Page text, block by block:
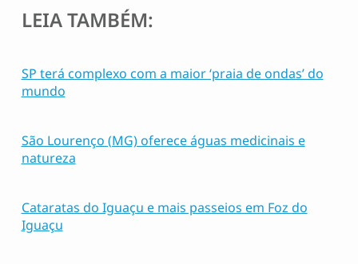
LEIA TAMBÉM:
SP terá complexo com a maior ‘praia de ondas’ do
mundo
São Lourenço (MG) oferece águas medicinais e
natureza
Cataratas do Iguaçu e mais passeios em Foz do
Iguaçu